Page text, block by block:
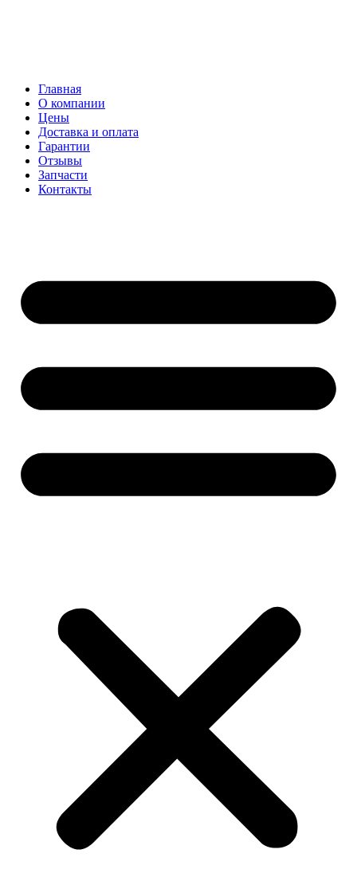
Главная
О компании
Цены
Доставка и оплата
Гарантии
Отзывы
Запчасти
Контакты